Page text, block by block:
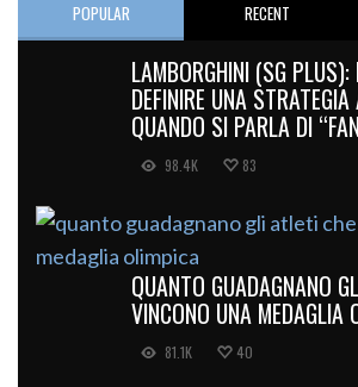
POPULAR RECENT
LAMBORGHINI (SG PLUS):
DEFINIRE UNA
QUANDO SI PARLA DI
98.4K 83
QUANTO GUADAGNANO
VINCONO UNA MEDAGLIA
81.1K 40